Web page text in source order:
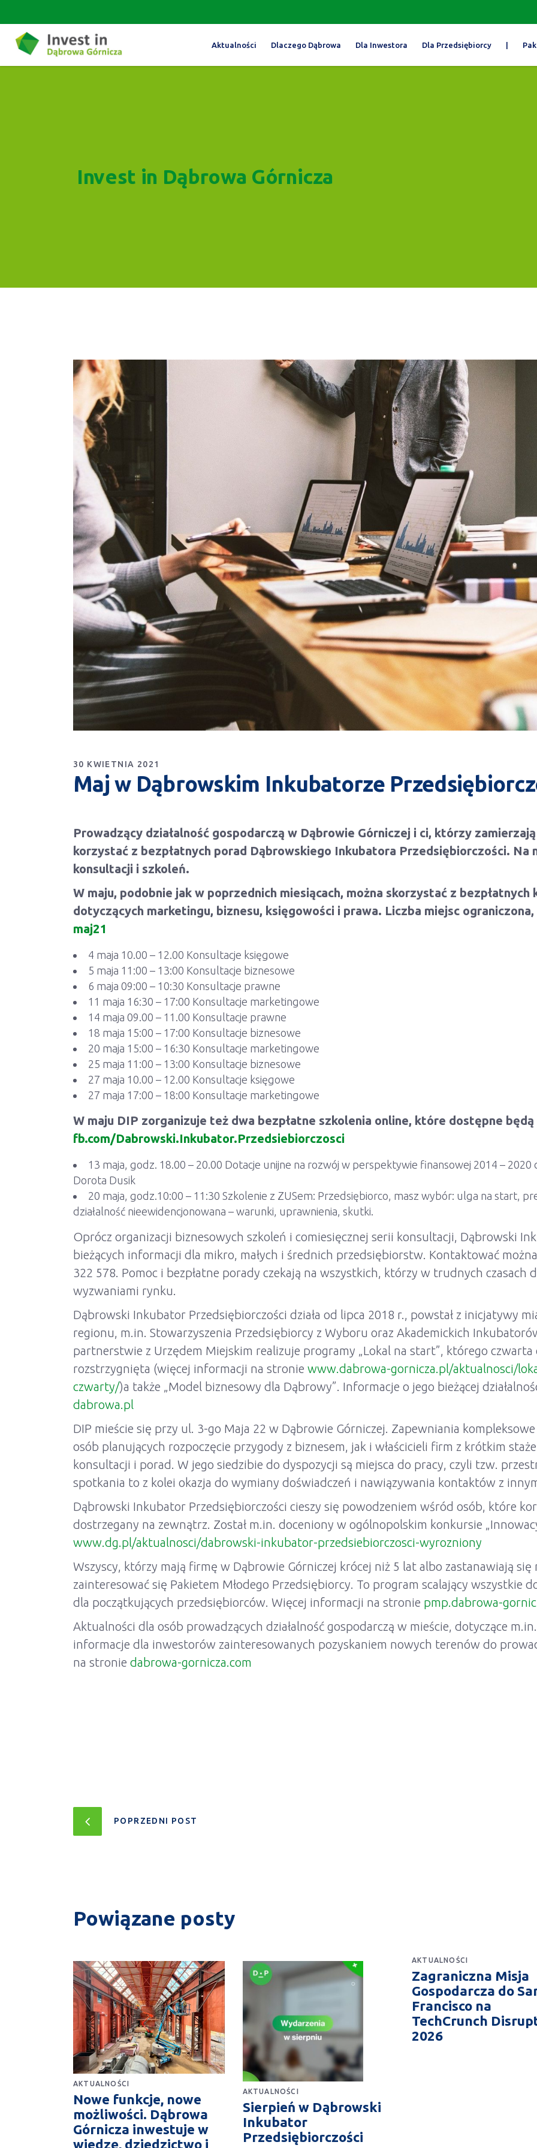
Aktualności Dlaczego Dąbrowa Dla Inwestora Dla Przedsiębiorcy |
Invest in Dąbrowa Górnicza
30 KWIETNIA 2021
Maj w Dąbrowskim Inkubatorze
Prowadzący działalność gospodarczą w Dąbrowie Górniczej i ci, którzy
korzystać z bezpłatnych porad Dąbrowskiego Inkubatora Przedsiębiorczości. Na
konsultacji i szkoleń.
W maju, podobnie jak w poprzednich miesiącach, można skorzystać z
dotyczących marketingu, biznesu, księgowości i prawa. Liczba miejsc
maj21
4 maja 10.00 – 12.00 Konsultacje księgowe
5 maja 11:00 – 13:00 Konsultacje biznesowe
6 maja 09:00 – 10:30 Konsultacje prawne
11 maja 16:30 – 17:00 Konsultacje marketingowe
14 maja 09.00 – 11.00 Konsultacje prawne
18 maja 15:00 – 17:00 Konsultacje biznesowe
20 maja 15:00 – 16:30 Konsultacje marketingowe
25 maja 11:00 – 13:00 Konsultacje biznesowe
27 maja 10.00 – 12.00 Konsultacje księgowe
27 maja 17:00 – 18:00 Konsultacje marketingowe
W maju DIP zorganizuje też dwa bezpłatne szkolenia online, które dostępne
fb.com/Dabrowski.Inkubator.Przedsiebiorczosci
13 maja, godz. 18.00 – 20.00 Dotacje unijne na rozwój w perspektywie finansowej 2014 –
Dorota Dusik
20 maja, godz.10:00 – 11:30 Szkolenie z ZUSem: Przedsiębiorco, masz wybór: ulga na start,
działalność nieewidencjonowana – warunki, uprawnienia, skutki.
Oprócz organizacji biznesowych szkoleń i comiesięcznej serii konsultacji, Dąbrowski
bieżących informacji dla mikro, małych i średnich przedsiębiorstw. Kontaktować
322 578. Pomoc i bezpłatne porady czekają na wszystkich, którzy w trudnych czasach
wyzwaniami rynku.
Dąbrowski Inkubator Przedsiębiorczości działa od lipca 2018 r., powstał z inicjatywy
regionu, m.in. Stowarzyszenia Przedsiębiorcy z Wyboru oraz Akademickich
partnerstwie z Urzędem Miejskim realizuje programy „Lokal na start”, którego czwarta
rozstrzygnięta (więcej informacji na stronie www.dabrowa-gornicza.pl/aktualnosci/
czwarty/)a także „Model biznesowy dla Dąbrowy”. Informacje o jego bieżącej
dabrowa.pl
DIP mieście się przy ul. 3-go Maja 22 w Dąbrowie Górniczej. Zapewniania
osób planujących rozpoczęcie przygody z biznesem, jak i właścicieli firm z krótkim
konsultacji i porad. W jego siedzibie do dyspozycji są miejsca do pracy, czyli tzw.
spotkania to z kolei okazja do wymiany doświadczeń i nawiązywania kontaktów z
Dąbrowski Inkubator Przedsiębiorczości cieszy się powodzeniem wśród osób, które
dostrzegany na zewnątrz. Został m.in. doceniony w ogólnopolskim konkursie
www.dg.pl/aktualnosci/dabrowski-inkubator-przedsiebiorczosci-wyrozniony
Wszyscy, którzy mają firmę w Dąbrowie Górniczej krócej niż 5 lat albo zastanawiają
zainteresować się Pakietem Młodego Przedsiębiorcy. To program scalający wszystkie
dla początkujących przedsiębiorców. Więcej informacji na stronie pmp.dabrowa-
Aktualności dla osób prowadzących działalność gospodarczą w mieście, dotyczące
informacje dla inwestorów zainteresowanych pozyskaniem nowych terenów do
na stronie dabrowa-gornicza.com
POPRZEDNI POST
Powiązane posty
AKTUALNOŚCI
Nowe funkcje, nowe
możliwości. Dąbrowa
Górnicza inwestuje w
wiedzę, dziedzictwo i
AKTUALNOŚCI
Sierpień w Dąbrowski
Inkubator
Przedsiębiorczości
AKTUALNOŚCI
Zagraniczna Misja
Gospodarcza do
Francisco na
TechCrunch
2026